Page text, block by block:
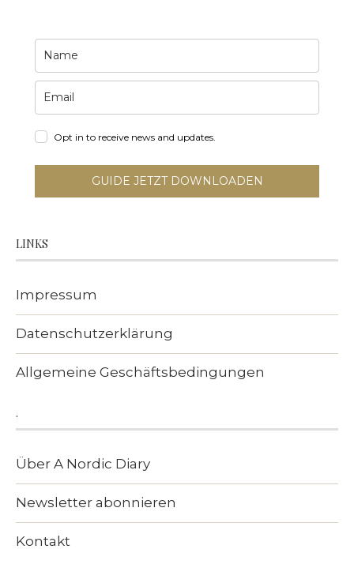
Opt in to receive news and updates.
GUIDE JETZT DOWNLOADEN
LINKS
Impressum
Datenschutzerklärung
Allgemeine Geschäftsbedingungen
.
Über A Nordic Diary
Newsletter abonnieren
Kontakt